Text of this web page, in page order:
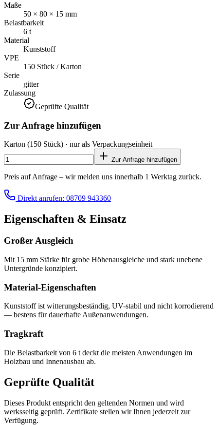
Maße
50 × 80 × 15 mm
Belastbarkeit
6 t
Material
Kunststoff
VPE
150 Stück / Karton
Serie
gitter
Zulassung
Geprüfte Qualität
Zur Anfrage hinzufügen
Karton (150 Stück) · nur als Verpackungseinheit
Zur Anfrage hinzufügen
Preis auf Anfrage – wir melden uns innerhalb 1 Werktag zurück.
Direkt anrufen: 08709 943360
Eigenschaften & Einsatz
Großer Ausgleich
Mit 15 mm Stärke für grobe Höhenausgleiche und stark unebene
Untergründe konzipiert.
Material-Eigenschaften
Kunststoff ist witterungsbeständig, UV-stabil und nicht korrodierend
— bestens für dauerhafte Außenanwendungen.
Tragkraft
Die Belastbarkeit von 6 t deckt die meisten Anwendungen im
Holzbau und Innenausbau ab.
Geprüfte Qualität
Dieses Produkt entspricht den geltenden Normen und wird
werksseitig geprüft. Zertifikate stellen wir Ihnen jederzeit zur
Verfügung.